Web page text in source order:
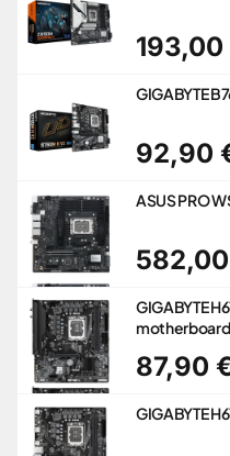
193,00
GIGABYTE
92,90
ASUS PRO
GIGABYTE
motherboard
87,90
GIGABYTE